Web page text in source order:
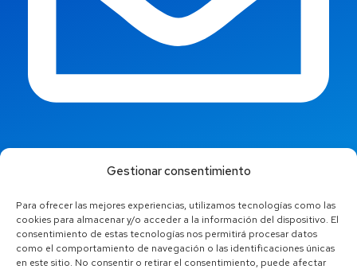
Gestionar consentimiento
Para ofrecer las mejores experiencias, utilizamos tecnologías como las
cookies para almacenar y/o acceder a la información del dispositivo. El
consentimiento de estas tecnologías nos permitirá procesar datos
como el comportamiento de navegación o las identificaciones únicas
en este sitio. No consentir o retirar el consentimiento, puede afectar